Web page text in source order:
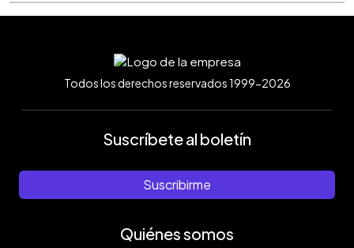
Todos los derechos reservados 1999-2026
Suscríbete al boletín
Suscribirme
Quiénes somos